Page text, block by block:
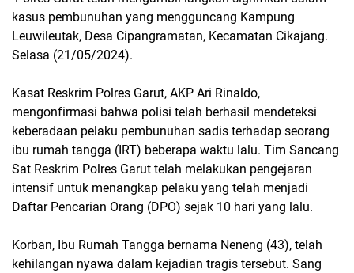
kasus pembunuhan yang mengguncang Kampung
Leuwileutak, Desa Cipangramatan, Kecamatan Cikajang.
Selasa (21/05/2024).
Kasat Reskrim Polres Garut, AKP Ari Rinaldo,
mengonfirmasi bahwa polisi telah berhasil mendeteksi
keberadaan pelaku pembunuhan sadis terhadap seorang
ibu rumah tangga (IRT) beberapa waktu lalu. Tim Sancang
Sat Reskrim Polres Garut telah melakukan pengejaran
intensif untuk menangkap pelaku yang telah menjadi
Daftar Pencarian Orang (DPO) sejak 10 hari yang lalu.
Korban, Ibu Rumah Tangga bernama Neneng (43), telah
kehilangan nyawa dalam kejadian tragis tersebut. Sang